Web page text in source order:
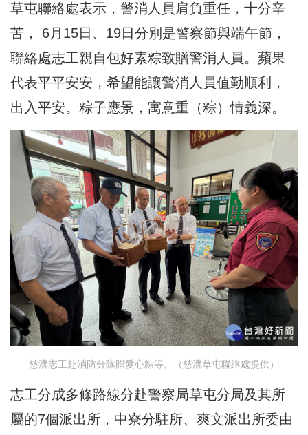
草屯聯絡處表示，警消人員肩負重任，十分辛
苦， 6月15日、19日分別是警察節與端午節，
聯絡處志工親自包好素粽致贈警消人員。蘋果
代表平平安安，希望能讓警消人員值勤順利，
出入平安。粽子應景，寓意重（粽）情義深。
慈濟志工赴消防分隊贈愛心粽等。（慈濟草屯聯絡處提供）
志工分成多條路線分赴警察局草屯分局及其所
屬的7個派出所，中寮分駐所、爽文派出所委由